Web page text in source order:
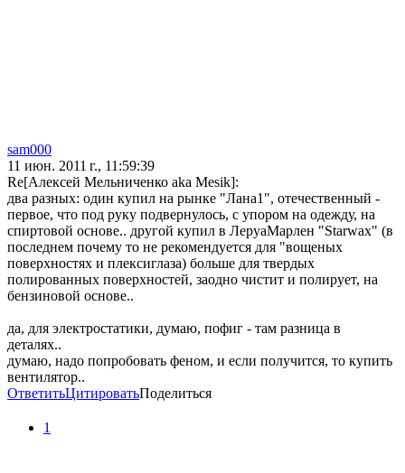
sam000
11 июн. 2011 г., 11:59:39
Re[Алексей Мельниченко aka Mesik]:
два разных: один купил на рынке "Лана1", отечественный -
первое, что под руку подвернулось, с упором на одежду, на
спиртовой основе.. другой купил в ЛеруаМарлен "Starwax" (в
последнем почему то не рекомендуется для "вощеных
поверхностях и плексиглаза) больше для твердых
полированных поверхностей, заодно чистит и полирует, на
бензиновой основе..
да, для электростатики, думаю, пофиг - там разница в
деталях..
думаю, надо попробовать феном, и если получится, то купить
вентилятор..
ОтветитьЦитироватьПоделиться
1